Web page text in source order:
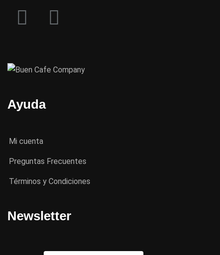
Ayuda
Mi cuenta
Preguntas Frecuentes
Términos y Condiciones
Newsletter